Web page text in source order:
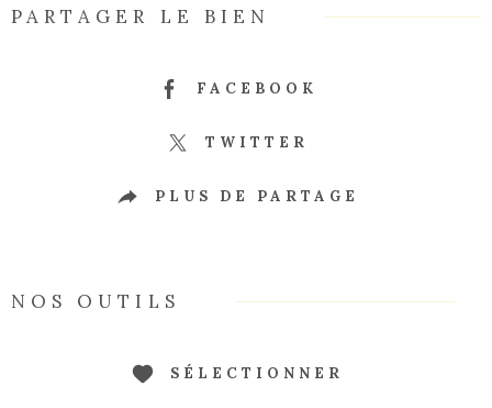
PARTAGER LE BIEN
FACEBOOK
TWITTER
PLUS DE PARTAGE
NOS OUTILS
SÉLECTIONNER